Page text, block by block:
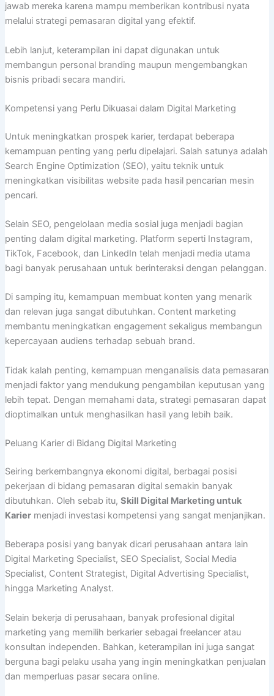
jawab mereka karena mampu memberikan kontribusi nyata
melalui strategi pemasaran digital yang efektif.
Lebih lanjut, keterampilan ini dapat digunakan untuk
membangun personal branding maupun mengembangkan
bisnis pribadi secara mandiri.
Kompetensi yang Perlu Dikuasai dalam Digital Marketing
Untuk meningkatkan prospek karier, terdapat beberapa
kemampuan penting yang perlu dipelajari. Salah satunya adalah
Search Engine Optimization (SEO), yaitu teknik untuk
meningkatkan visibilitas website pada hasil pencarian mesin
pencari.
Selain SEO, pengelolaan media sosial juga menjadi bagian
penting dalam digital marketing. Platform seperti Instagram,
TikTok, Facebook, dan LinkedIn telah menjadi media utama
bagi banyak perusahaan untuk berinteraksi dengan pelanggan.
Di samping itu, kemampuan membuat konten yang menarik
dan relevan juga sangat dibutuhkan. Content marketing
membantu meningkatkan engagement sekaligus membangun
kepercayaan audiens terhadap sebuah brand.
Tidak kalah penting, kemampuan menganalisis data pemasaran
menjadi faktor yang mendukung pengambilan keputusan yang
lebih tepat. Dengan memahami data, strategi pemasaran dapat
dioptimalkan untuk menghasilkan hasil yang lebih baik.
Peluang Karier di Bidang Digital Marketing
Seiring berkembangnya ekonomi digital, berbagai posisi
pekerjaan di bidang pemasaran digital semakin banyak
dibutuhkan. Oleh sebab itu, Skill Digital Marketing untuk
Kariermenjadi investasi kompetensi yang sangat menjanjikan.
Beberapa posisi yang banyak dicari perusahaan antara lain
Digital Marketing Specialist, SEO Specialist, Social Media
Specialist, Content Strategist, Digital Advertising Specialist,
hingga Marketing Analyst.
Selain bekerja di perusahaan, banyak profesional digital
marketing yang memilih berkarier sebagai freelancer atau
konsultan independen. Bahkan, keterampilan ini juga sangat
berguna bagi pelaku usaha yang ingin meningkatkan penjualan
dan memperluas pasar secara online.